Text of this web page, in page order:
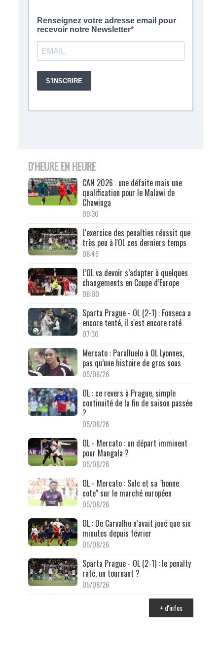
D'HEURE EN HEURE
CAN 2026 : une défaite mais une
qualification pour le Malawi de
Chawinga
09:30
L'exercice des penalties réussit que
très peu à l'OL ces derniers temps
08:45
L’OL va devoir s’adapter à quelques
changements en Coupe d’Europe
08:00
Sparta Prague - OL (2-1) : Fonseca a
encore tenté, il s'est encore raté
07:30
Mercato : Paralluelo à OL Lyonnes,
pas qu’une histoire de gros sous
05/08/26
OL : ce revers à Prague, simple
continuité de la fin de saison passée
?
05/08/26
OL - Mercato : un départ imminent
pour Mangala ?
05/08/26
OL - Mercato : Sulc et sa "bonne
cote" sur le marché européen
05/08/26
OL : De Carvalho n’avait joué que six
minutes depuis février
05/08/26
Sparta Prague - OL (2-1) : le penalty
raté, un tournant ?
05/08/26
+ d'infos